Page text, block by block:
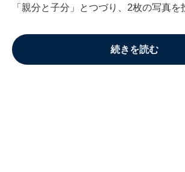
「親分と子分」とつづり、2枚の写真を
続きを読む